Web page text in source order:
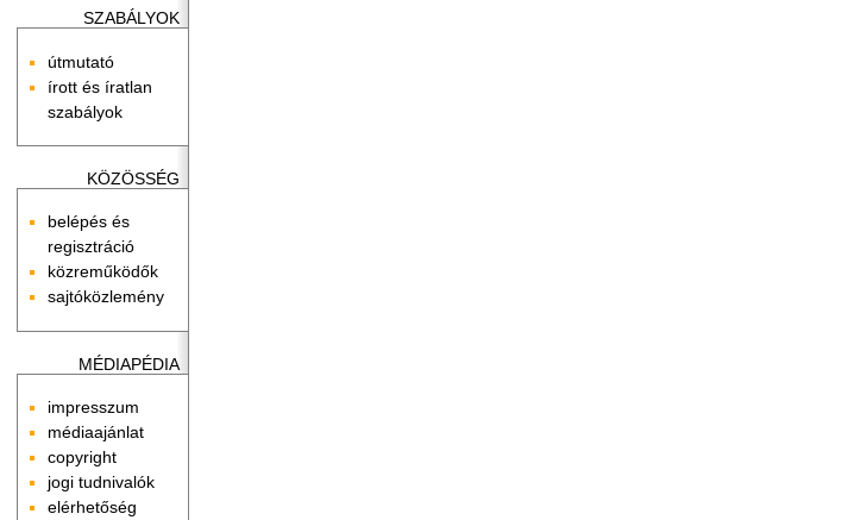
SZABÁLYOK
útmutató
írott és íratlan
szabályok
KÖZÖSSÉG
belépés és
regisztráció
közreműködők
sajtóközlemény
MÉDIAPÉDIA
impresszum
médiaajánlat
copyright
jogi tudnivalók
elérhetőség